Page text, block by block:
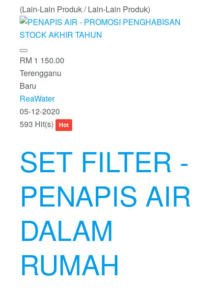
(Lain-Lain Produk / Lain-Lain Produk)
RM 1 150.00
Terengganu
Baru
ReaWater
05-12-2020
593 Hit(s)
Hot
SET FILTER -
PENAPIS AIR
DALAM
RUMAH